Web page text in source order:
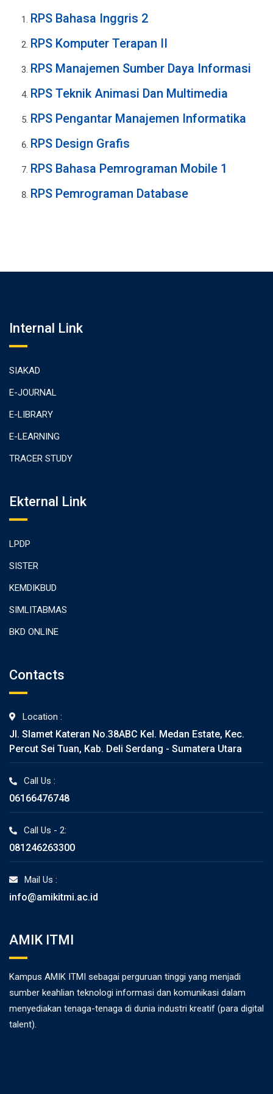
RPS Bahasa Inggris 2
RPS Komputer Terapan II
RPS Manajemen Sumber Daya Informasi
RPS Teknik Animasi Dan Multimedia
RPS Pengantar Manajemen Informatika
RPS Design Grafis
RPS Bahasa Pemrograman Mobile 1
RPS Pemrograman Database
Internal Link
SIAKAD
E-JOURNAL
E-LIBRARY
E-LEARNING
TRACER STUDY
Ekternal Link
LPDP
SISTER
KEMDIKBUD
SIMLITABMAS
BKD ONLINE
Contacts
Location :
Jl. Slamet Kateran No.38ABC Kel. Medan Estate, Kec.
Percut Sei Tuan, Kab. Deli Serdang - Sumatera Utara
Call Us :
06166476748
Call Us - 2:
081246263300
Mail Us :
info@amikitmi.ac.id
AMIK ITMI
Kampus AMIK ITMI sebagai perguruan tinggi yang menjadi
sumber keahlian teknologi informasi dan komunikasi dalam
menyediakan tenaga-tenaga di dunia industri kreatif (para digital
talent).